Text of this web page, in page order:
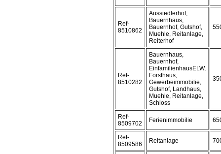
Ref-
8510862
Aussiedlerhof,
Bauernhaus,
Bauernhof, Gutshof,
Muehle, Reitanlage,
Reiterhof
Ref-
8510282
Bauernhaus,
Bauernhof,
EinfamilienhausELW,
Forsthaus,
Gewerbeimmobilie,
Gutshof, Landhaus,
Muehle, Reitanlage,
Schloss
Ref-
8509702
Ferienimmobilie
Ref-
8509586
Reitanlage